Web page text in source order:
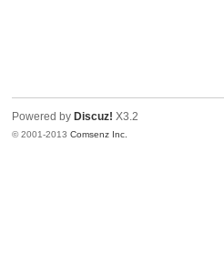
Powered by Discuz! X3.2
© 2001-2013Comsenz Inc.